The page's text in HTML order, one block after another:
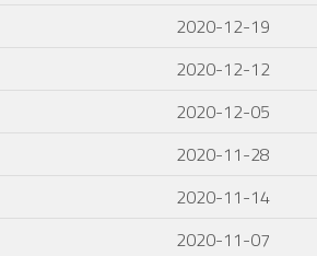
2020-12-19
2020-12-12
2020-12-05
2020-11-28
2020-11-14
2020-11-07